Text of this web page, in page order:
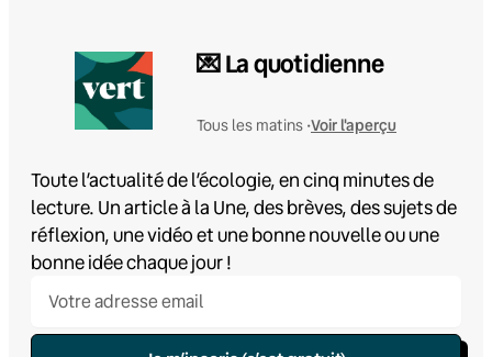
💌 La quotidienne
Tous les matins •Voir l'aperçu
Toute l’actualité de l’écologie, en cinq minutes de
lecture. Un article à la Une, des brèves, des sujets de
réflexion, une vidéo et une bonne nouvelle ou une
bonne idée chaque jour !